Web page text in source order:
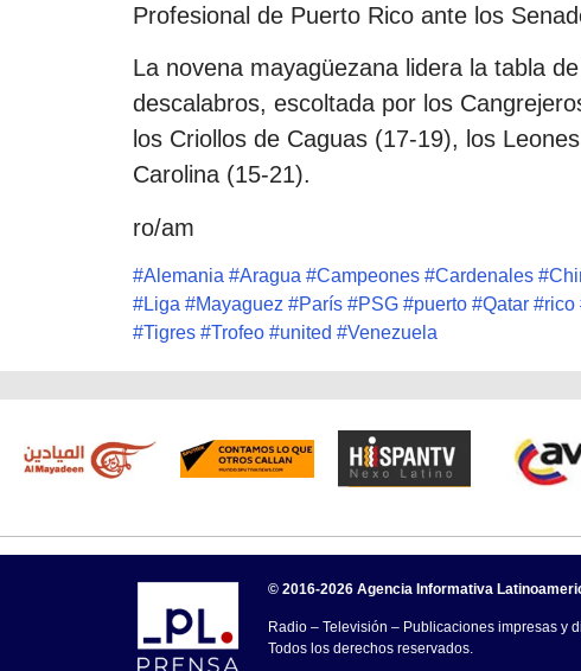
Profesional de Puerto Rico ante los
La novena mayagüezana lidera la tabla
descalabros, escoltada por los
los Criollos de Caguas (17-19), los
Carolina (15-21).
ro/am
#Alemania #Aragua #Campeones #Cardenales #
#Liga #Mayaguez #París #PSG #puerto #Qatar #rico
#Tigres #Trofeo #united #Venezuela
© 2016-2026 Agencia Informativa
Radio – Televisión – Publicaciones impresas y
Todos los derechos reservados.